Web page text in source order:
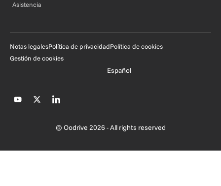
Asistencia
© Oodrive 2026 - All rights reserved
Notas legalesPolítica de privacidadPolítica de cookies
Gestión de cookies
Español